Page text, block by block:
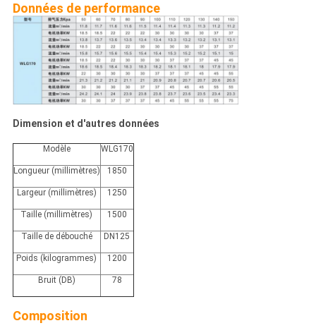
Données de performance
Dimension et d'autres données
Modèle WLG170
Longueur (millimètres) 1850
Largeur (millimètres) 1250
Taille (millimètres) 1500
Taille de débouché DN125
Poids (kilogrammes) 1200
Bruit (DB) 78
Composition